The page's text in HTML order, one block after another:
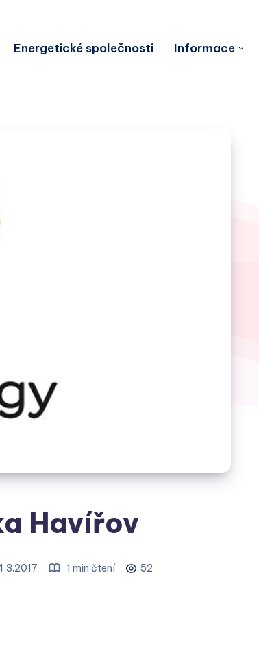
Energetické společnosti Informace
Havířov
1 min čtení 52